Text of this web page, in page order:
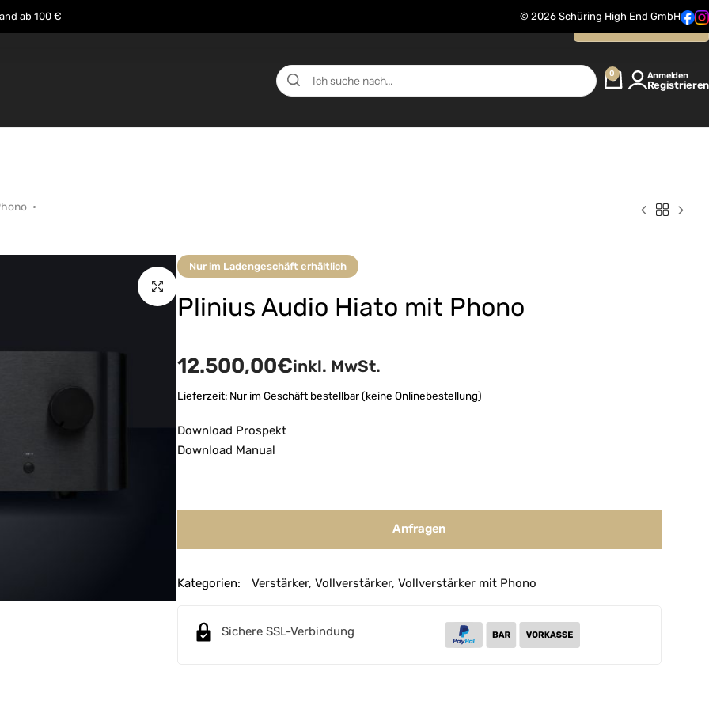
ab 100 € © 2026 Schüring High End GmbH
0 Anmelden
Registrieren
Über uns Kontaktanfrage
Nur im Ladengeschäft erhältlich
Plinius Audio Hiato mit Phono
12.500,00€inkl. MwSt.
Lieferzeit: Nur im Geschäft bestellbar (keine Onlinebestellung)
Download Prospekt
Download Manual
Anfragen
Kategorien: Verstärker, Vollverstärker, Vollverstärker mit Phono
Sichere SSL-Verbindung